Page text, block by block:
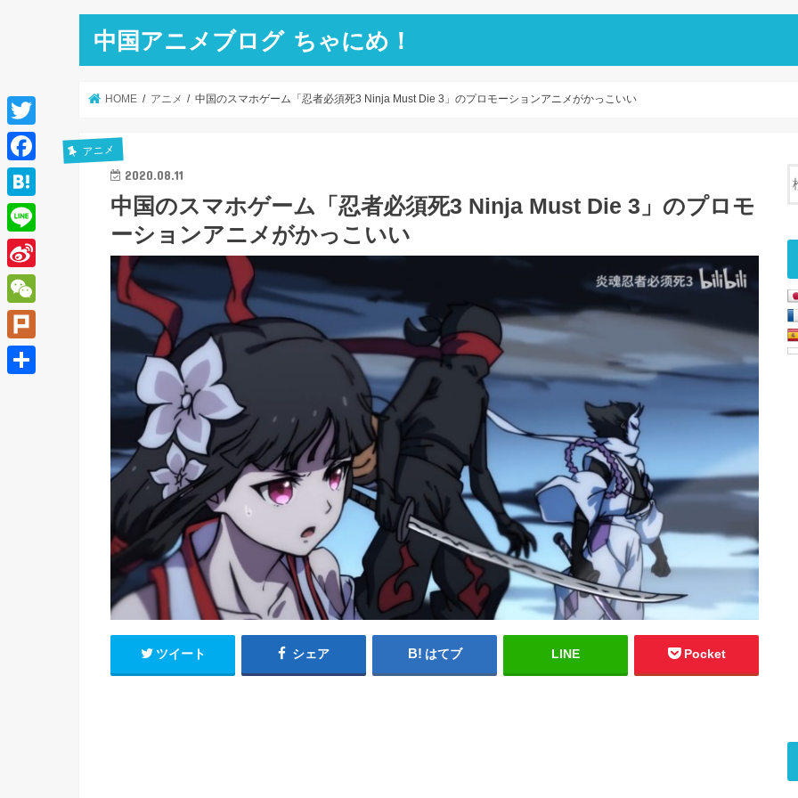
中国アニメブログ ちゃにめ！
HOME アニメ 中国のスマホゲーム「忍者必須死3 Ninja Must Die 3」のプロモーションアニメがかっこいい
アニメ
2020.08.11
中国のスマホゲーム「忍者必須死3 Ninja Must Die 3」のプロモ
ーションアニメがかっこいい
ツイート シェア はてブ LINE Pocket
T
w
i
t
e
r
F
a
c
e
b
o
o
k
H
a
t
e
a
L
i
n
e
S
i
n
a
W
e
C
P